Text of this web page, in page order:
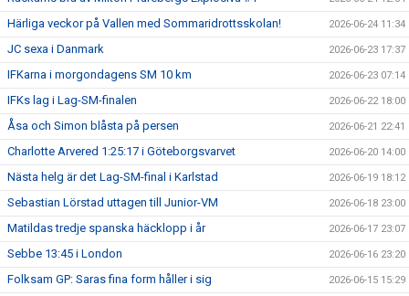
Härliga veckor på Vallen med Sommaridrottsskolan! 2026-06-24 11:34
JC sexa i Danmark 2026-06-23 17:37
IFKarna i morgondagens SM 10 km 2026-06-23 07:14
IFKs lag i Lag-SM-finalen 2026-06-22 18:00
Åsa och Simon blåsta på persen 2026-06-21 22:41
Charlotte Arvered 1:25:17 i Göteborgsvarvet 2026-06-20 14:00
Nästa helg är det Lag-SM-final i Karlstad 2026-06-19 18:12
Sebastian Lörstad uttagen till Junior-VM 2026-06-18 23:00
Matildas tredje spanska häcklopp i år 2026-06-17 23:07
Sebbe 13:45 i London 2026-06-16 23:20
Folksam GP: Saras fina form håller i sig 2026-06-15 15:29